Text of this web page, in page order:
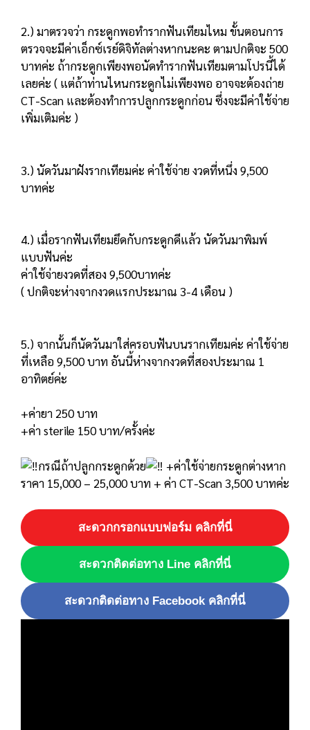
2.) มาตรวจว่า กระดูกพอทำรากฟันเทียมไหม ขั้นตอนการ
ตรวจจะมีค่าเอ็กซ์เรย์ดิจิทัลต่างหากนะคะ ตามปกติจะ 500
บาทค่ะ ถ้ากระดูกเพียงพอนัดทำรากฟันเทียมตามโปรนี้ได้
เลยค่ะ ( แต่ถ้าท่านไหนกระดูกไม่เพียงพอ อาจจะต้องถ่าย
CT-Scan และต้องทำการปลูกกระดูกก่อน ซึ่งจะมีค่าใช้จ่าย
เพิ่มเติมค่ะ )
3.) นัดวันมาฝังรากเทียมค่ะ ค่าใช้จ่าย งวดที่หนึ่ง 9,500
บาทค่ะ
4.) เมื่อรากฟันเทียมยึดกับกระดูกดีแล้ว นัดวันมาพิมพ์
แบบฟันค่ะ
ค่าใช้จ่ายงวดที่สอง 9,500บาทค่ะ
( ปกติจะห่างจากงวดแรกประมาณ 3-4 เดือน )
5.) จากนั้นก็นัดวันมาใส่ครอบฟันบนรากเทียมค่ะ ค่าใช้จ่าย
ที่เหลือ 9,500 บาท อันนี้ห่างจากงวดที่สองประมาณ 1
อาทิตย์ค่ะ
+ค่ายา 250 บาท
+ค่า sterile 150 บาท/ครั้งค่ะ
กรณีถ้าปลูกกระดูกด้วย
+ค่าใช้จ่ายกระดูกต่างหาก
ราคา 15,000 – 25,000 บาท + ค่า CT-Scan 3,500 บาทค่ะ
สะดวกกรอกแบบฟอร์ม คลิกที่นี่
สะดวกติดต่อทาง Line คลิกที่นี่
สะดวกติดต่อทาง Facebook คลิกที่นี่